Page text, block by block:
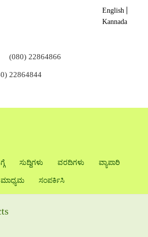
(080) 22864866
22864844
English
Kannada
ಸುದ್ದಿಗಳು ವರದಿಗಳು ವ್ಯಾಪಾರಿ
ಮಾಧ್ಯಮ ಸಂಪರ್ಕಿಸಿ